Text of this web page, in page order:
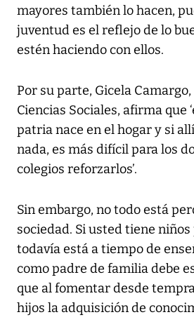
mayores también lo hacen,
juventud es el reflejo de lo
estén haciendo con ellos.
Por su parte, Gicela
Ciencias Sociales, afirma que
patria nace en el hogar y si
nada, es más difícil para los
colegios reforzarlos’.
Sin embargo, no todo está
sociedad. Si usted tiene niños
todavía está a tiempo de
como padre de familia debe
que al fomentar desde
hijos la adquisición de